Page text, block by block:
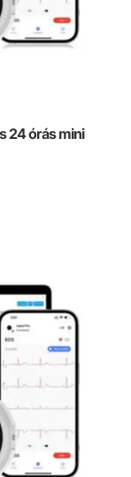
24 órás mini